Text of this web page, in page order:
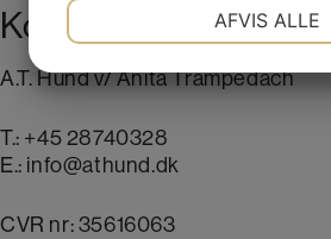
Kontakt mig
A.T. Hund v/ Anita Trampedach
T.: +45 28740328
E.: info@athund.dk
CVR nr: 35616063
AFVIS ALLE